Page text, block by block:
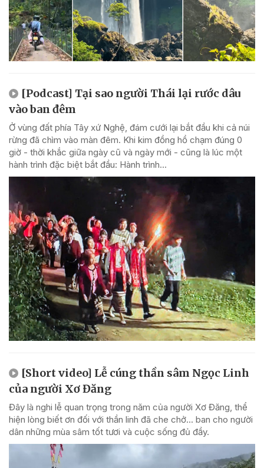
[Podcast] Tại sao người Thái lại rước dâu
vào ban đêm
Ở vùng đất phía Tây xứ Nghệ, đám cưới lại bắt đầu khi cả núi
rừng đã chìm vào màn đêm. Khi kim đồng hồ chạm đúng 0
giờ - thời khắc giữa ngày cũ và ngày mới - cũng là lúc một
hành trình đặc biệt bắt đầu: Hành trình...
[Short video] Lễ cúng thần sâm Ngọc Linh
của người Xơ Đăng
Đây là nghi lễ quan trọng trong năm của người Xơ Đăng, thể
hiện lòng biết ơn đối với thần linh đã che chở... ban cho người
dân những mùa sâm tốt tươi và cuộc sống đủ đầy.